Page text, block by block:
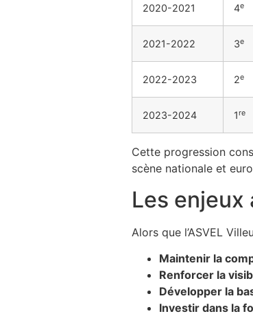
2020-2021 4e
2021-2022 3e
2022-2023 2e
2023-2024 1re
Cette progression
scène nationale et
Les enjeux
Alors que l’ASVEL
Maintenir la
Renforcer la
Développer la
Investir dans la